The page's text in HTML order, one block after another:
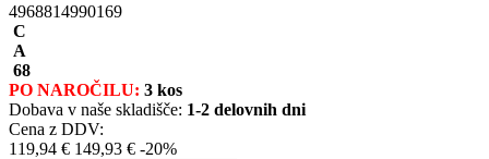
4968814990169
C
A
68
PO NAROČILU: 3 kos
Dobava v naše skladišče: 1-2 delovnih dni
Cena z DDV:
119,94 € 149,93 € -20%